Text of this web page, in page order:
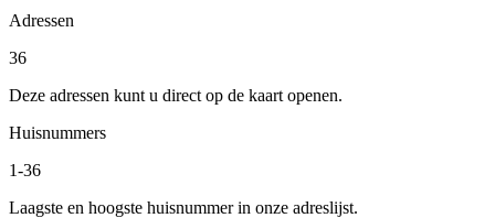
Adressen
36
Deze adressen kunt u direct op de kaart openen.
Huisnummers
1-36
Laagste en hoogste huisnummer in onze adreslijst.